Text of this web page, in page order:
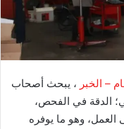
– الخبر ، يبحث أصحاب
الدقة في الفحص،
العمل، وهو ما يوفره